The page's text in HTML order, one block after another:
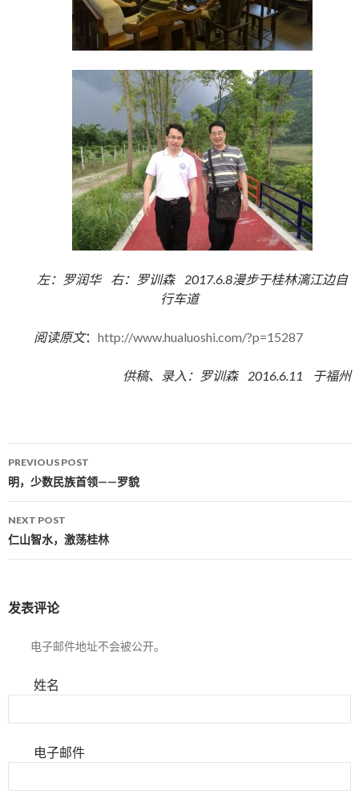
左：罗润华 右：罗训森 2017.6.8漫步于桂林漓江边自
行车道
阅读原文： http://www.hualuoshi.com/?p=15287
供稿、录入：罗训森2016.6.11 于福州
Post navigation
PREVIOUS POST
明，少数民族首领——罗貌
NEXT POST
仁山智水，激荡桂林
发表评论
电子邮件地址不会被公开。
姓名
电子邮件